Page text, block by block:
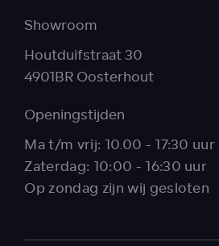
Showroom
Houtduifstraat 30
4901BR Oosterhout
Openingstijden
Ma t/m vrij: 10.00 - 17:30 uur
Zaterdag: 10:00 - 16:30 uur
Op zondag zijn wij gesloten